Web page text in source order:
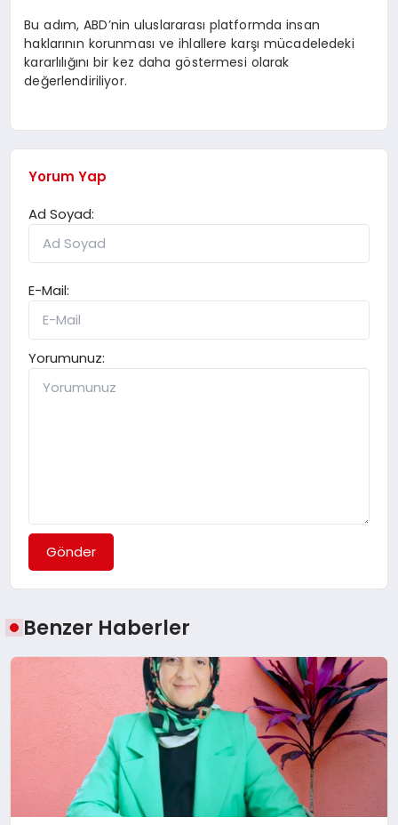
Bu adım, ABD’nin uluslararası platformda insan
haklarının korunması ve ihlallere karşı mücadeledeki
kararlılığını bir kez daha göstermesi olarak
değerlendiriliyor.
Yorum Yap
Ad Soyad:
E-Mail:
Yorumunuz:
Gönder
Benzer Haberler